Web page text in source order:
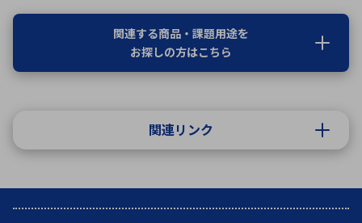
関連する商品・課題用途を
お探しの方はこちら
関連リンク